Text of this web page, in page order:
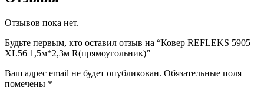
Отзывов пока нет.
Будьте первым, кто оставил отзыв на “Ковер REFLEKS 5905
XL56 1,5м*2,3м R(прямоугольник)”
Ваш адрес email не будет опубликован. Обязательные поля
помечены *